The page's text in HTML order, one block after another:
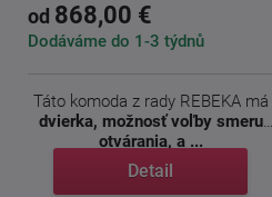
od 868,00 €
Dodáváme do 1-3 týdnů
Táto komoda z rady REBEKA má
dvierka, možnosť voľby smeru
otvárania, a ...
Detail